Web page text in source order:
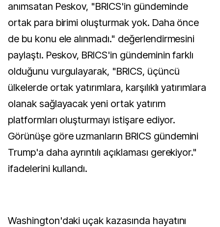
anımsatan Peskov, "BRICS'in gündeminde
ortak para birimi oluşturmak yok. Daha önce
de bu konu ele alınmadı." değerlendirmesini
paylaştı. Peskov, BRICS'in gündeminin farklı
olduğunu vurgulayarak, "BRICS, üçüncü
ülkelerde ortak yatırımlara, karşılıklı yatırımlara
olanak sağlayacak yeni ortak yatırım
platformları oluşturmayı istişare ediyor.
Görünüşe göre uzmanların BRICS gündemini
Trump'a daha ayrıntılı açıklaması gerekiyor."
ifadelerini kullandı.
Washington'daki uçak kazasında hayatını